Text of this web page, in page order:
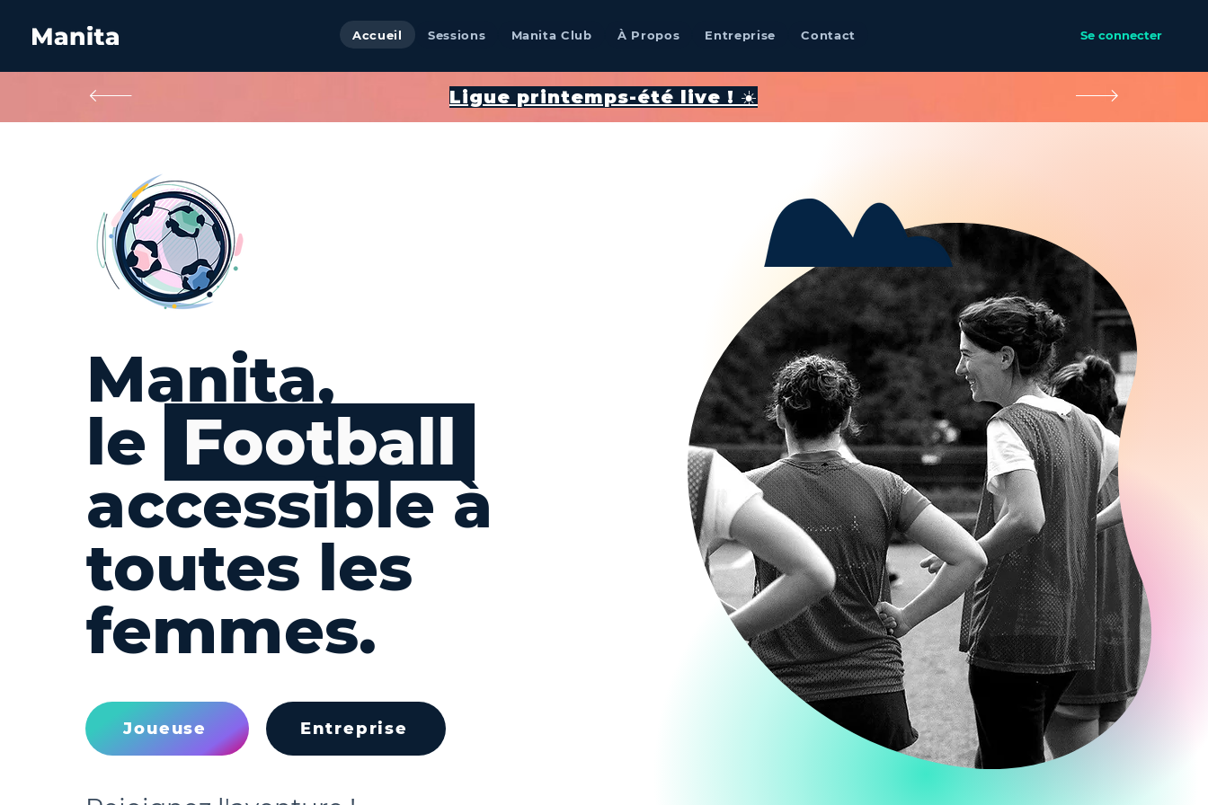
Accueil Sessions Manita Club À Propos Entreprise Contact Se connecter
​Ligue printemps-été live ! ☀️
Manita,
le Football
accessible à
toutes les
femmes.
Joueuse Entreprise